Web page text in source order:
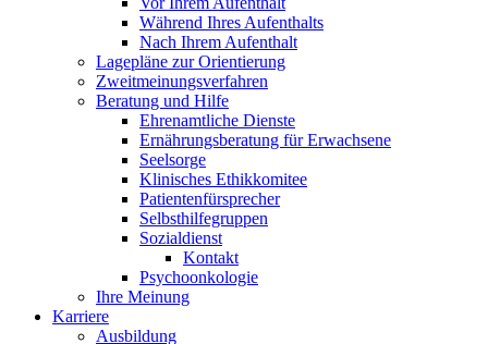
Während Ihres Aufenthalts
Nach Ihrem Aufenthalt
Lagepläne zur Orientierung
Zweitmeinungsverfahren
Beratung und Hilfe
Ehrenamtliche Dienste
Ernährungsberatung für Erwachsene
Seelsorge
Klinisches Ethikkomitee
Patientenfürsprecher
Selbsthilfegruppen
Sozialdienst
Kontakt
Psychoonkologie
Ihre Meinung
Karriere
Ausbildung